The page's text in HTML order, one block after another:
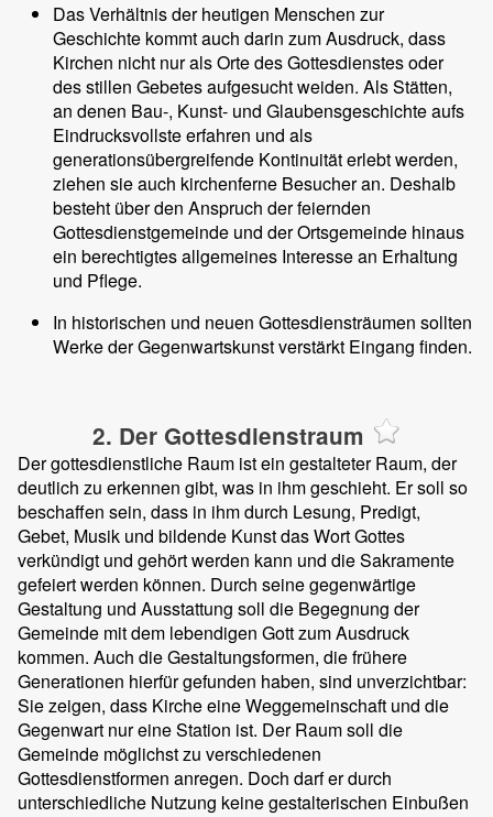
Das Verhältnis der heutigen Menschen zur
Geschichte kommt auch darin zum Ausdruck, dass
Kirchen nicht nur als Orte des Gottesdienstes oder
des stillen Gebetes aufgesucht weiden. Als Stätten,
an denen Bau-, Kunst- und Glaubensgeschichte aufs
Eindrucksvollste erfahren und als
generationsübergreifende Kontinuität erlebt werden,
ziehen sie auch kirchenferne Besucher an. Deshalb
besteht über den Anspruch der feiernden
Gottesdienstgemeinde und der Ortsgemeinde hinaus
ein berechtigtes allgemeines Interesse an Erhaltung
und Pflege.
In historischen und neuen Gottesdiensträumen sollten
Werke der Gegenwartskunst verstärkt Eingang finden.
2. Der Gottesdienstraum
Der gottesdienstliche Raum ist ein gestalteter Raum, der
deutlich zu erkennen gibt, was in ihm geschieht. Er soll so
beschaffen sein, dass in ihm durch Lesung, Predigt,
Gebet, Musik und bildende Kunst das Wort Gottes
verkündigt und gehört werden kann und die Sakramente
gefeiert werden können. Durch seine gegenwärtige
Gestaltung und Ausstattung soll die Begegnung der
Gemeinde mit dem lebendigen Gott zum Ausdruck
kommen. Auch die Gestaltungsformen, die frühere
Generationen hierfür gefunden haben, sind unverzichtbar:
Sie zeigen, dass Kirche eine Weggemeinschaft und die
Gegenwart nur eine Station ist. Der Raum soll die
Gemeinde möglichst zu verschiedenen
Gottesdienstformen anregen. Doch darf er durch
unterschiedliche Nutzung keine gestalterischen Einbußen